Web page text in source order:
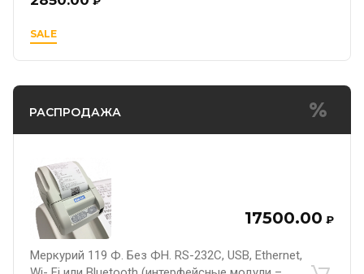
SALE
РАСПРОДАЖА
17500.00 ₽
Меркурий 119 Ф. Без ФН. RS-232С, USB, Ethernet,